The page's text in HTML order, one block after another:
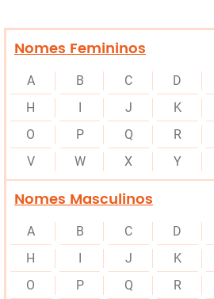
Nomes Femininos
A B C D
H
J K
O
P Q R
V
W X Y
Nomes Masculinos
A B C D
H
J K
O
P Q R